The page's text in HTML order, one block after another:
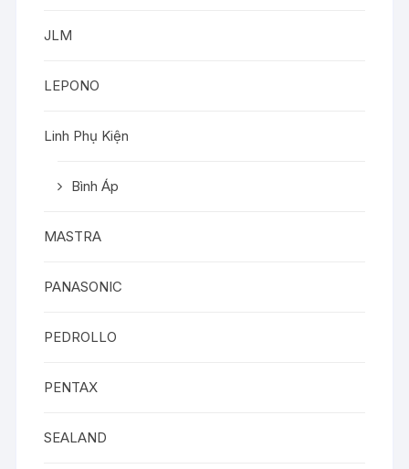
JLM
LEPONO
Linh Phụ Kiện
Bình Áp
MASTRA
PANASONIC
PEDROLLO
PENTAX
SEALAND